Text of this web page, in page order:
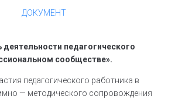
ДОКУМЕНТ
деятельности педагогического
сообществе».
педагогического работника в
— методического сопровождения